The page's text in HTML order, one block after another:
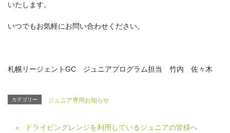
いたします。
いつでもお気軽にお問い合わせください。
札幌リージェントGC ジュニアプログラム担当 竹内 佐々木
カテゴリー ジュニア専用お知らせ
ドライビングレンジを利用しているジュニアの皆様へ